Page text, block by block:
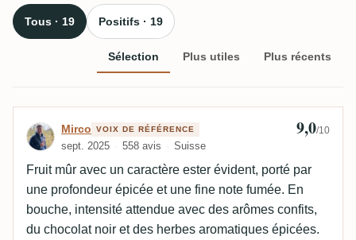
Tous · 19 Positifs · 19
Sélection Plus utiles Plus récents
Avis de Mirco
Mirco VOIX DE RÉFÉRENCE
sept. 2025 558 avis Suisse
9,0/10
Fruit mûr avec un caractère ester évident, porté par
une profondeur épicée et une fine note fumée. En
bouche, intensité attendue avec des arômes confits,
du chocolat noir et des herbes aromatiques épicées.